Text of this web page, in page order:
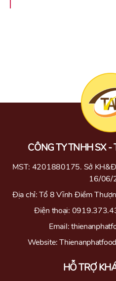
CÔNG TY TNHH SX -
MST: 4201880175. Sở
16/06/
Địa chỉ: Tổ 8 Vĩnh Điềm
Điện thoại:
Email:
Website:
HỖ TRỢ